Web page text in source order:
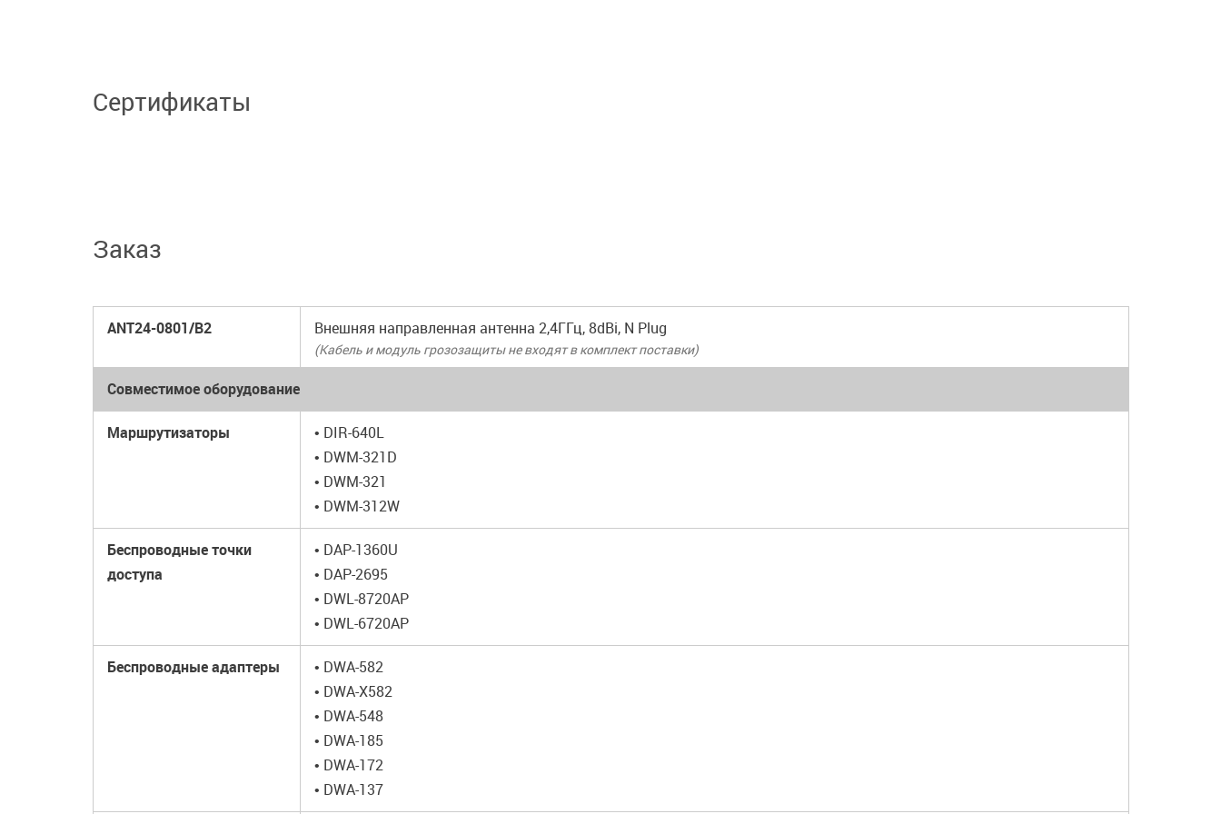
Сертификаты
Заказ
ANT24-0801/B2 Внешняя направленная антенна 2,4ГГц, 8dBi, N Plug
(Кабель и модуль грозозащиты не входят в комплект поставки)
Совместимое оборудование
Маршрутизаторы
• DIR-640L
• DWM-321D
• DWM-321
• DWM-312W
Беспроводные точки
доступа
• DAP-1360U
• DAP-2695
• DWL-8720AP
• DWL-6720AP
Беспроводные адаптеры
• DWA-582
• DWA-X582
• DWA-548
• DWA-185
• DWA-172
• DWA-137